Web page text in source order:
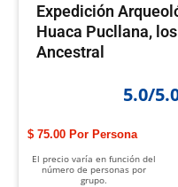
Expedición
Huaca Pucllana,
Ancestral
5.0/
$ 75.00
El precio varía en función del
número de personas por
grupo.